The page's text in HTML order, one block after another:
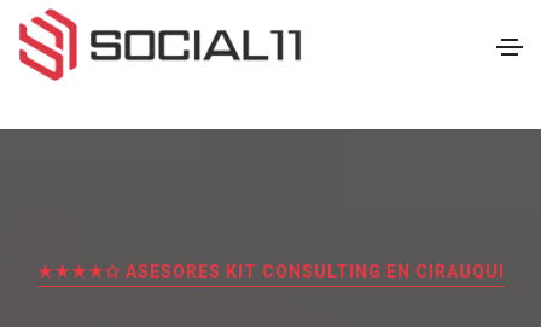
★★★★✩ ASESORES KIT CONSULTING EN CIRAUQUI